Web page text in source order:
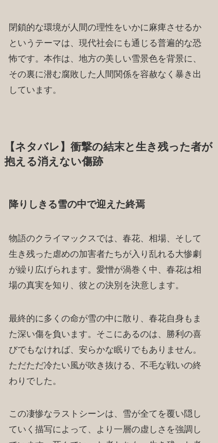
閉鎖的な環境が人間の理性をいかに麻痺させるか
というテーマは、現代社会にも通じる普遍的な恐
怖です。本作は、地方の美しい雪景色を背景に、
その裏に潜む腐敗した人間関係を容赦なく暴き出
しています。
【ネタバレ】衝撃の結末と生き残った者が
抱える消えない傷跡
降りしきる雪の中で迎えた終焉
物語のクライマックスでは、春花、相場、そして
生き残った虐めの加害者たちが入り乱れる大惨劇
が繰り広げられます。愛憎が渦巻く中、春花は相
場の真実を知り、彼との決別を決意します。
最終的に多くの命が雪の中に散り、春花自身もま
た深い傷を負います。そこにあるのは、勝利の喜
びでもなければ、安らかな眠りでもありません。
ただただ冷たい風が吹き抜ける、不毛な戦いの終
わりでした。
この凄惨なラストシーンは、雪が全てを覆い隠し
ていく描写によって、より一層の虚しさを強調し